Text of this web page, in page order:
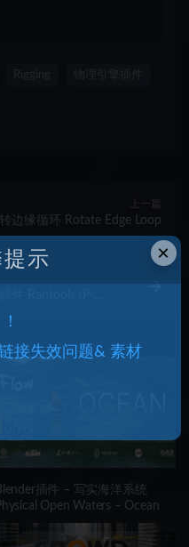
Rigging
上一篇
边缘循环 Rotate Edge Loop
插件 – 写实海洋系统
Open Waters – Ocean
×
示
接失效问题& 素材